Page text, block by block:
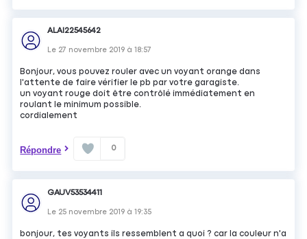
ALAI22545642
Le 27 novembre 2019 à18:57
Bonjour, vous pouvez rouler avec un voyant orange dans
l'attente de faire vérifier le pb par votre garagiste.
un voyant rouge doit être contrôlé immédiatement en
roulant le minimum possible.
cordialement
Répondre 0
GAUV53534411
Le 25 novembre 2019 à19:35
bonjour, tes voyants ils ressemblent a quoi ? car la couleur n'a